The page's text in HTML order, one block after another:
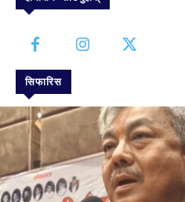
सिफारिस